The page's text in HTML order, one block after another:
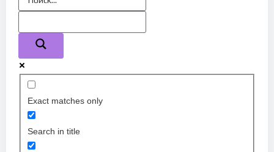
Exact matches only
Search in title